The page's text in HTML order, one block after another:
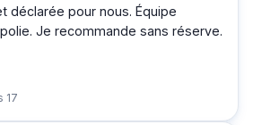
déclarée pour nous. Équipe
Je recommande sans réserve.
17